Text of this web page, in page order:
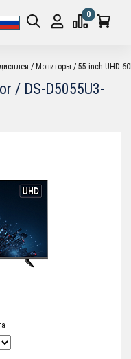
0
Мониторы 55 inch UHD
/ DS-D5055U3-